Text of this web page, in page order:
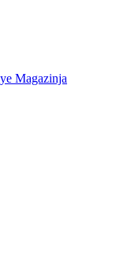
Magazinja